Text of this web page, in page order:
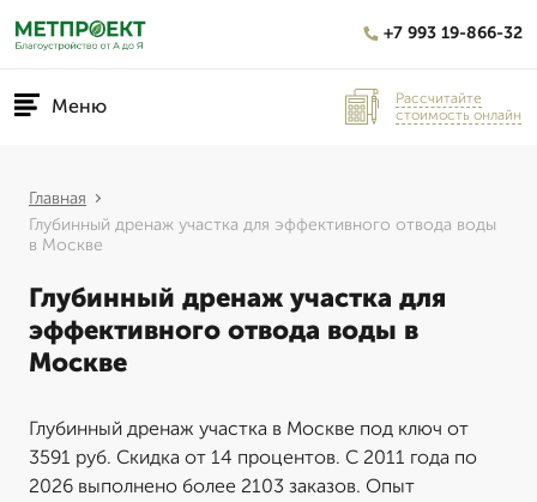
+7 993 19-866-32
Меню
Рассчитайте
стоимость онлайн
Главная
Глубинный дренаж участка для эффективного отвода воды
в Москве
Глубинный дренаж участка для
эффективного отвода воды в
Москве
Глубинный дренаж участка в Москве под ключ от
3591 руб. Скидка от 14 процентов. С 2011 года по
2026 выполнено более 2103 заказов. Опыт